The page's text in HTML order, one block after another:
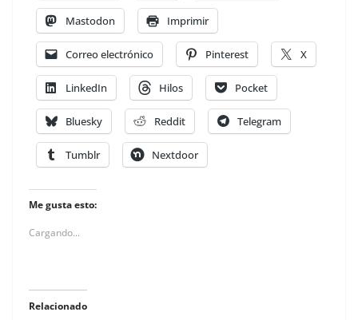
Mastodon Imprimir
Correo electrónico Pinterest X
LinkedIn Hilos Pocket
Bluesky Reddit Telegram
Tumblr Nextdoor
Me gusta esto:
Cargando...
Relacionado